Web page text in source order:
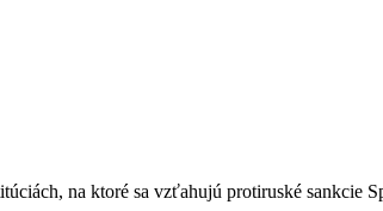
na ktoré sa vzťahujú protiruské sankcie